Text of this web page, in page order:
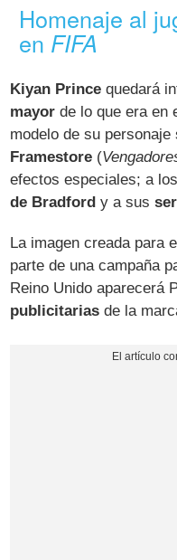
Homenaje al
en FIFA
Kiyan Prince quedará
mayor de lo que era en
modelo de su
Framestore (
efectos especiales; a
de Bradford y a sus
La imagen creada para
parte de una campaña
Reino Unido aparecerá
publicitarias de la